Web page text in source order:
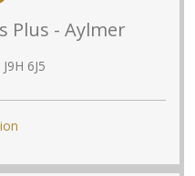
Plus - Aylmer
6J5